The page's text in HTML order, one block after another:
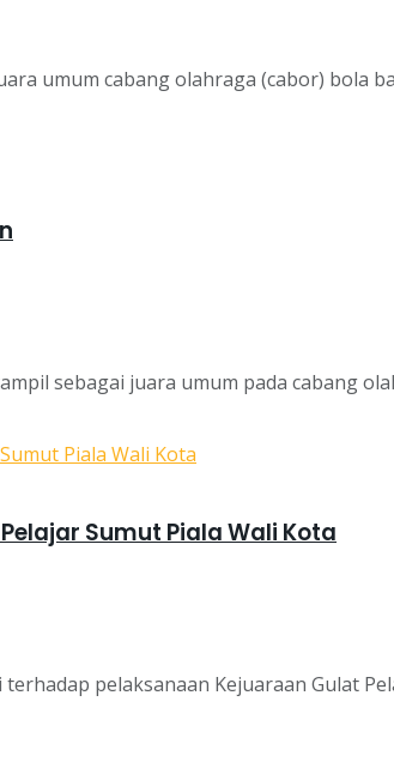
umum cabang olahraga (cabor) bola
sebagai juara umum pada cabang
Sumut Piala Wali Kota
pelaksanaan Kejuaraan Gulat